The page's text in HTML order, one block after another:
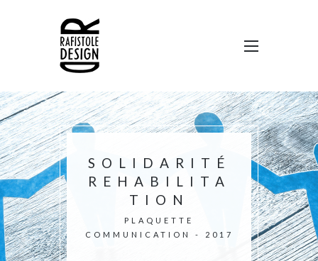
SOLIDARITÉ
REHABILITA
TION
PLAQUETTE
COMMUNICATION - 2017